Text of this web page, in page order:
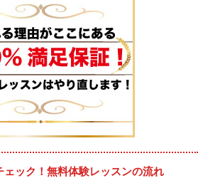
ェック！無料体験レッスンの流れ